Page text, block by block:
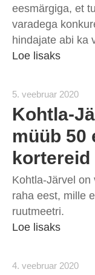
eesmärgiga, et
varadega
hindajate abi ka
Loe lisaks
5. veebruar 2020
Kohtla-
müüb 50
kortereid
Kohtla-Järvel on
raha eest, mille
ruutmeetri.
Loe lisaks
4. veebruar 2020